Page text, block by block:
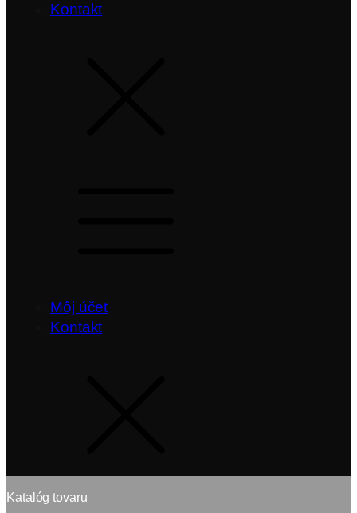
Kontakt
Môj účet
Kontakt
Katalóg tovaru